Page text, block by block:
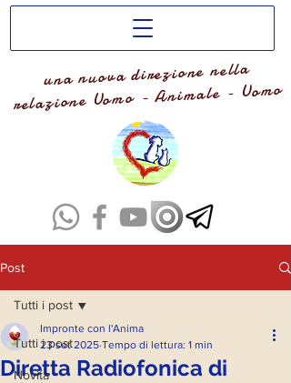
una nuova direzione nella
relazione Uomo - Animale - Uomo
Post
Tutti i post
Novità
Tutti i post
Diretta Radiofonica di
Impronte con l'Anima
23 set 2025 Tempo di lettura: 1 min